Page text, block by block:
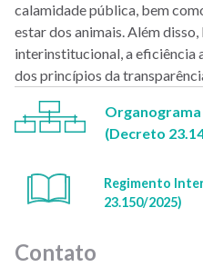
calamidade pública, bem
estar dos animais. Além
interinstitucional, a eficiência
dos princípios da
Organograma
(Decreto
Regimento
23.150/2025)
Contato